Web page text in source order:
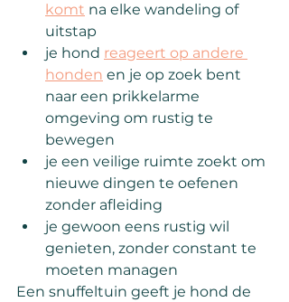
komt na elke wandeling of
uitstap
je hond reageert op andere
honden en je op zoek bent
naar een prikkelarme
omgeving om rustig te
bewegen
je een veilige ruimte zoekt om
nieuwe dingen te oefenen
zonder afleiding
je gewoon eens rustig wil
genieten, zonder constant te
moeten managen
Een snuffeltuin geeft je hond de